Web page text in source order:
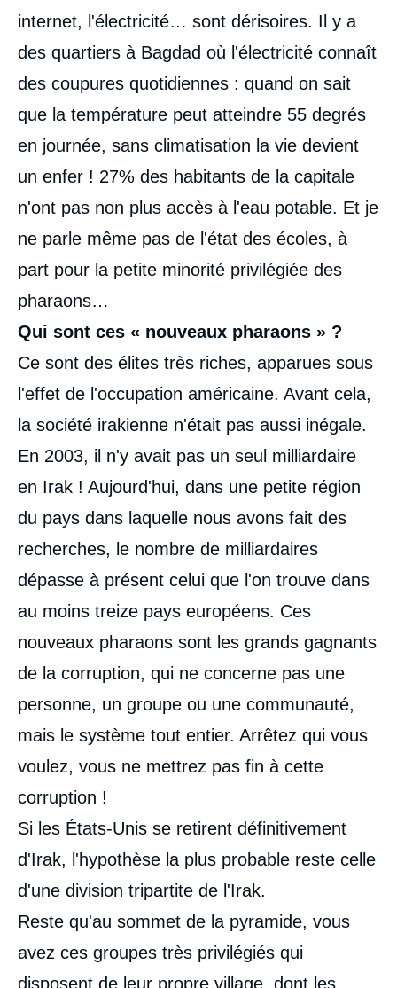
internet, l'électricité… sont dérisoires. Il y a
des quartiers à Bagdad où l'électricité connaît
des coupures quotidiennes : quand on sait
que la température peut atteindre 55 degrés
en journée, sans climatisation la vie devient
un enfer ! 27% des habitants de la capitale
n'ont pas non plus accès à l'eau potable. Et je
ne parle même pas de l'état des écoles, à
part pour la petite minorité privilégiée des
pharaons…
Qui sont ces « nouveaux pharaons » ?
Ce sont des élites très riches, apparues sous
l'effet de l'occupation américaine. Avant cela,
la société irakienne n'était pas aussi inégale.
En 2003, il n'y avait pas un seul milliardaire
en Irak ! Aujourd'hui, dans une petite région
du pays dans laquelle nous avons fait des
recherches, le nombre de milliardaires
dépasse à présent celui que l'on trouve dans
au moins treize pays européens. Ces
nouveaux pharaons sont les grands gagnants
de la corruption, qui ne concerne pas une
personne, un groupe ou une communauté,
mais le système tout entier. Arrêtez qui vous
voulez, vous ne mettrez pas fin à cette
corruption !
Si les États-Unis se retirent définitivement
d'Irak, l'hypothèse la plus probable reste celle
d'une division tripartite de l'Irak.
Reste qu'au sommet de la pyramide, vous
avez ces groupes très privilégiés qui
disposent de leur propre village, dont les